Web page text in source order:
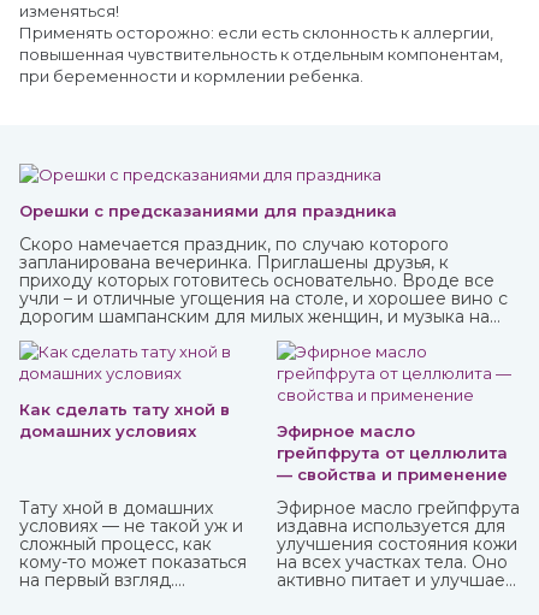
изменяться!
Применять осторожно: если есть склонность к аллергии,
повышенная чувствительность к отдельным компонентам,
при беременности и кормлении ребенка.
Орешки с предсказаниями для праздника
Скоро намечается праздник, по случаю которого
запланирована вечеринка. Приглашены друзья, к
приходу которых готовитесь основательно. Вроде все
учли – и отличные угощения на столе, и хорошее вино с
дорогим шампанским для милых женщин, и музыка на
интересного и необычного развлечения, которое
должно прийтись по нраву всем.
Как сделать тату хной в
домашних условиях
Тату хной в домашних
условиях — не такой уж и
сложный процесс, как
кому-то может показаться
на первый взгляд.
Эфирное масло
грейпфрута от целлюлита
— свойства и применение
Эфирное масло грейпфрута
издавна используется для
улучшения состояния кожи
на всех участках тела. Оно
активно питает и улучшает